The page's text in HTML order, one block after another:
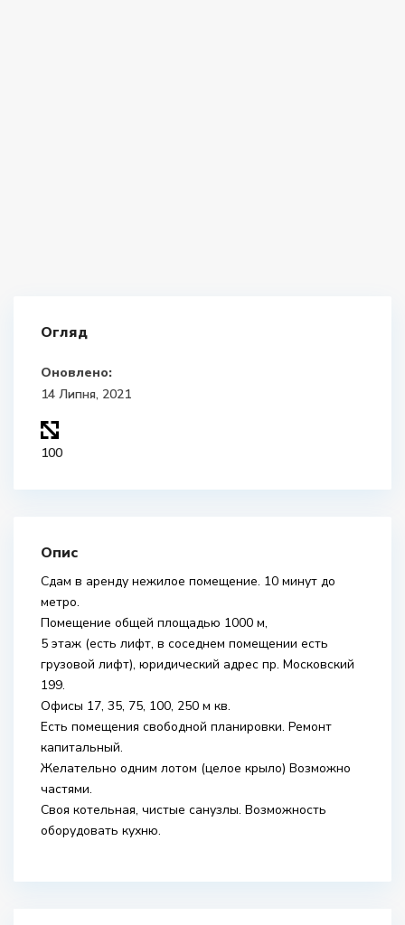
Огляд
Оновлено:
14 Липня, 2021
100
Опис
Сдам в аренду нежилое помещение. 10 минут до
метро.
Помещение общей площадью 1000 м,
5 этаж (есть лифт, в соседнем помещении есть
грузовой лифт), юридический адрес пр. Московский
199.
Офисы 17, 35, 75, 100, 250 м кв.
Есть помещения свободной планировки. Ремонт
капитальный.
Желательно одним лотом (целое крыло) Возможно
частями.
Своя котельная, чистые санузлы. Возможность
оборудовать кухню.